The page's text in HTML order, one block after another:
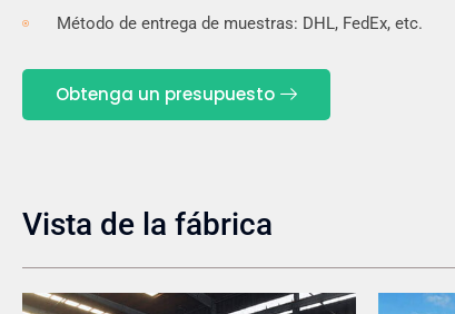
Método de entrega de muestras: DHL, FedEx, etc.
Obtenga un presupuesto
Vista de la fábrica